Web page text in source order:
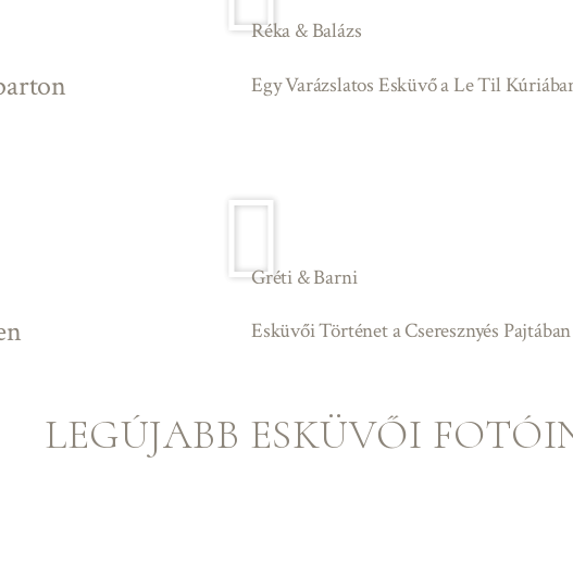
Réka & Balázs
Egy Varázslatos Esküvő a Le Til
Gréti & Barni
Esküvői Történet a Cseresznyés Pajtában
LEGÚJABB ESKÜVŐI